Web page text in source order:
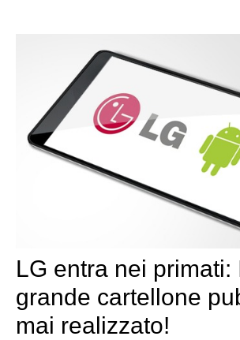
LG entra nei primati:
grande cartellone
mai realizzato!